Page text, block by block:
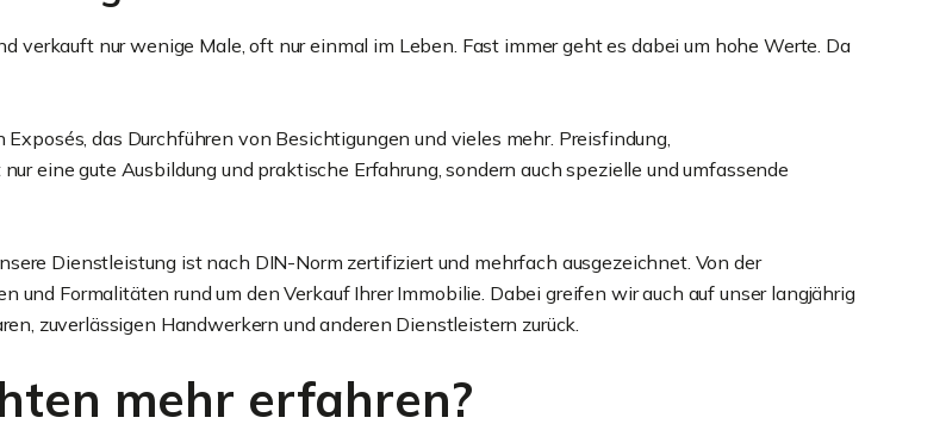
verkauft nur wenige Male, oft nur einmal im Leben. Fast immer geht es dabei um hohe Werte. Da
das Durchführen von Besichtigungen und vieles mehr. Preisfindung,
eine gute Ausbildung und praktische Erfahrung, sondern auch spezielle und umfassende
Dienstleistung ist nach DIN-Norm zertifiziert und mehrfach ausgezeichnet. Von der
und Formalitäten rund um den Verkauf Ihrer Immobilie. Dabei greifen wir auch auf unser langjährig
zuverlässigen Handwerkern und anderen Dienstleistern zurück.
mehr erfahren?